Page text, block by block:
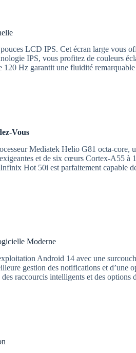
LCD IPS. Cet écran large vous
IPS, vous profitez de couleurs
Hz garantit une fluidité
Vous
Mediatek Helio G81 octa-core,
et de six cœurs Cortex-A55
Hot 50i est parfaitement capable
Moderne
Android 14 avec une
gestion des notifications et
raccourcis intelligents et des options